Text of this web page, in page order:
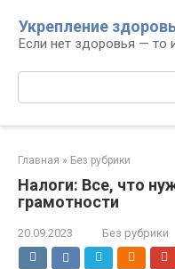
контенту
Укрепление
Если нет здоровья — то
Поиск:
Главная » Без рубрики
Налоги: Все, что
грамотности
20.09.2023 Без рубрики